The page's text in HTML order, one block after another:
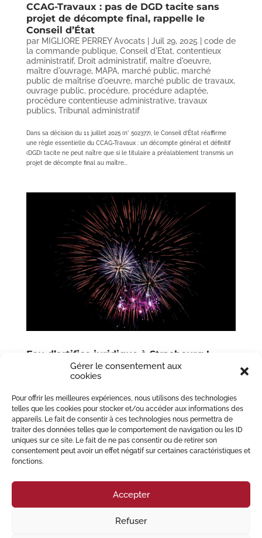
Gérer le consentement aux
cookies
Pour offrir les meilleures expériences, nous utilisons des technologies
telles que les cookies pour stocker et/ou accéder aux informations des
appareils. Le fait de consentir à ces technologies nous permettra de
traiter des données telles que le comportement de navigation ou les ID
uniques sur ce site. Le fait de ne pas consentir ou de retirer son
consentement peut avoir un effet négatif sur certaines caractéristiques et
fonctions.
Accepter
Refuser
CCAG-Travaux : pas de DGD tacite sans
projet de décompte final, rappelle le
Conseil d’État
par MIGLIORE PERREY Avocats| Juil 29, 2025
code de
la commande publique, Conseil d'Etat, contentieux
administratif, Droit administratif, maître d'oeuvre,
maître d'ouvrage, MAPA, marché public, marché
public de maîtrise d'oeuvre, marché public de travaux,
ouvrage public, procédure, procédure adaptée,
procédure contentieuse administrative, travaux
publics, Tribunal administratif
Dans sa décision du 11 juillet 2025 (n° 502377), le Conseil d’État réaffirme
une règle essentielle du CCAG-Travaux : un décompte général et définitif
(DGD) tacite ne peut naître que si le titulaire a préalablement transmis un
projet de décompte final au maître...
Feu d’artifice juridique à Strasbourg !
MIGLIORE PERREY Avocats|Juil 14, 2025
candidatures
contentieux administratif,Droit administratif,MAPA,
marché public
procédure adaptée, procédure
contentieuse administrative
référé contractuel
référé
précontractuel,Tribunal administratif
Dans l’univers des marchés publics, le référé précontractuel est bien
connu des opérateurs économiques. Le référé contractuel, lui, est plus
© 2023 Migliore Perrey Avocats – Tous droits réservés I